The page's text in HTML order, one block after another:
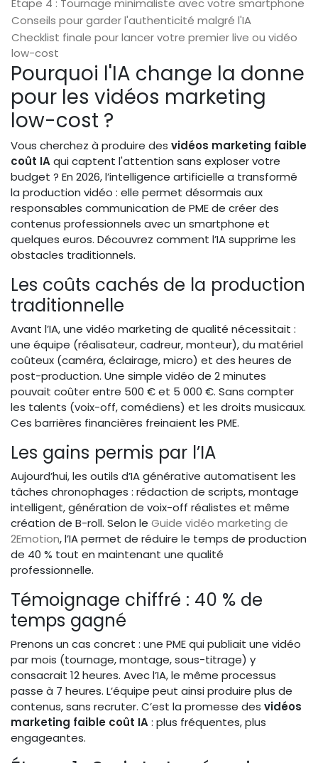
Étape 4 : Tournage minimaliste avec votre smartphone
Conseils pour garder l'authenticité malgré l'IA
Checklist finale pour lancer votre premier live ou vidéo
low-cost
Pourquoi l'IA change la donne
pour les vidéos marketing
low-cost ?
Vous cherchez à produire des vidéos marketing faible
coût IAqui captent l'attention sans exploser votre
budget ? En 2026, l’intelligence artificielle a transformé
la production vidéo : elle permet désormais aux
responsables communication de PME de créer des
contenus professionnels avec un smartphone et
quelques euros. Découvrez comment l’IA supprime les
obstacles traditionnels.
Les coûts cachés de la production
traditionnelle
Avant l’IA, une vidéo marketing de qualité nécessitait :
une équipe (réalisateur, cadreur, monteur), du matériel
coûteux (caméra, éclairage, micro) et des heures de
post-production. Une simple vidéo de 2 minutes
pouvait coûter entre 500 € et 5 000 €. Sans compter
les talents (voix-off, comédiens) et les droits musicaux.
Ces barrières financières freinaient les PME.
Les gains permis par l’IA
Aujourd’hui, les outils d’IA générative automatisent les
tâches chronophages : rédaction de scripts, montage
intelligent, génération de voix-off réalistes et même
création de B-roll. Selon le Guide vidéo marketing de
2Emotion, l’IA permet de réduire le temps de production
de 40 % tout en maintenant une qualité
professionnelle.
Témoignage chiffré : 40 % de
temps gagné
Prenons un cas concret : une PME qui publiait une vidéo
par mois (tournage, montage, sous-titrage) y
consacrait 12 heures. Avec l’IA, le même processus
passe à 7 heures. L’équipe peut ainsi produire plus de
contenus, sans recruter. C’est la promesse des vidéos
marketing faible coût IA: plus fréquentes, plus
engageantes.